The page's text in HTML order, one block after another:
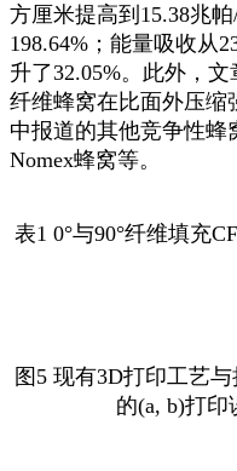
方厘米提高到15.38兆
198.64%；能量吸收从
升了32.05%。此外，
纤维蜂窝在比面外压缩
中报道的其他竞争性蜂
Nomex蜂窝等。
表1 0°与90°纤维填充
图5 现有3D打印工艺
的(a, b)打